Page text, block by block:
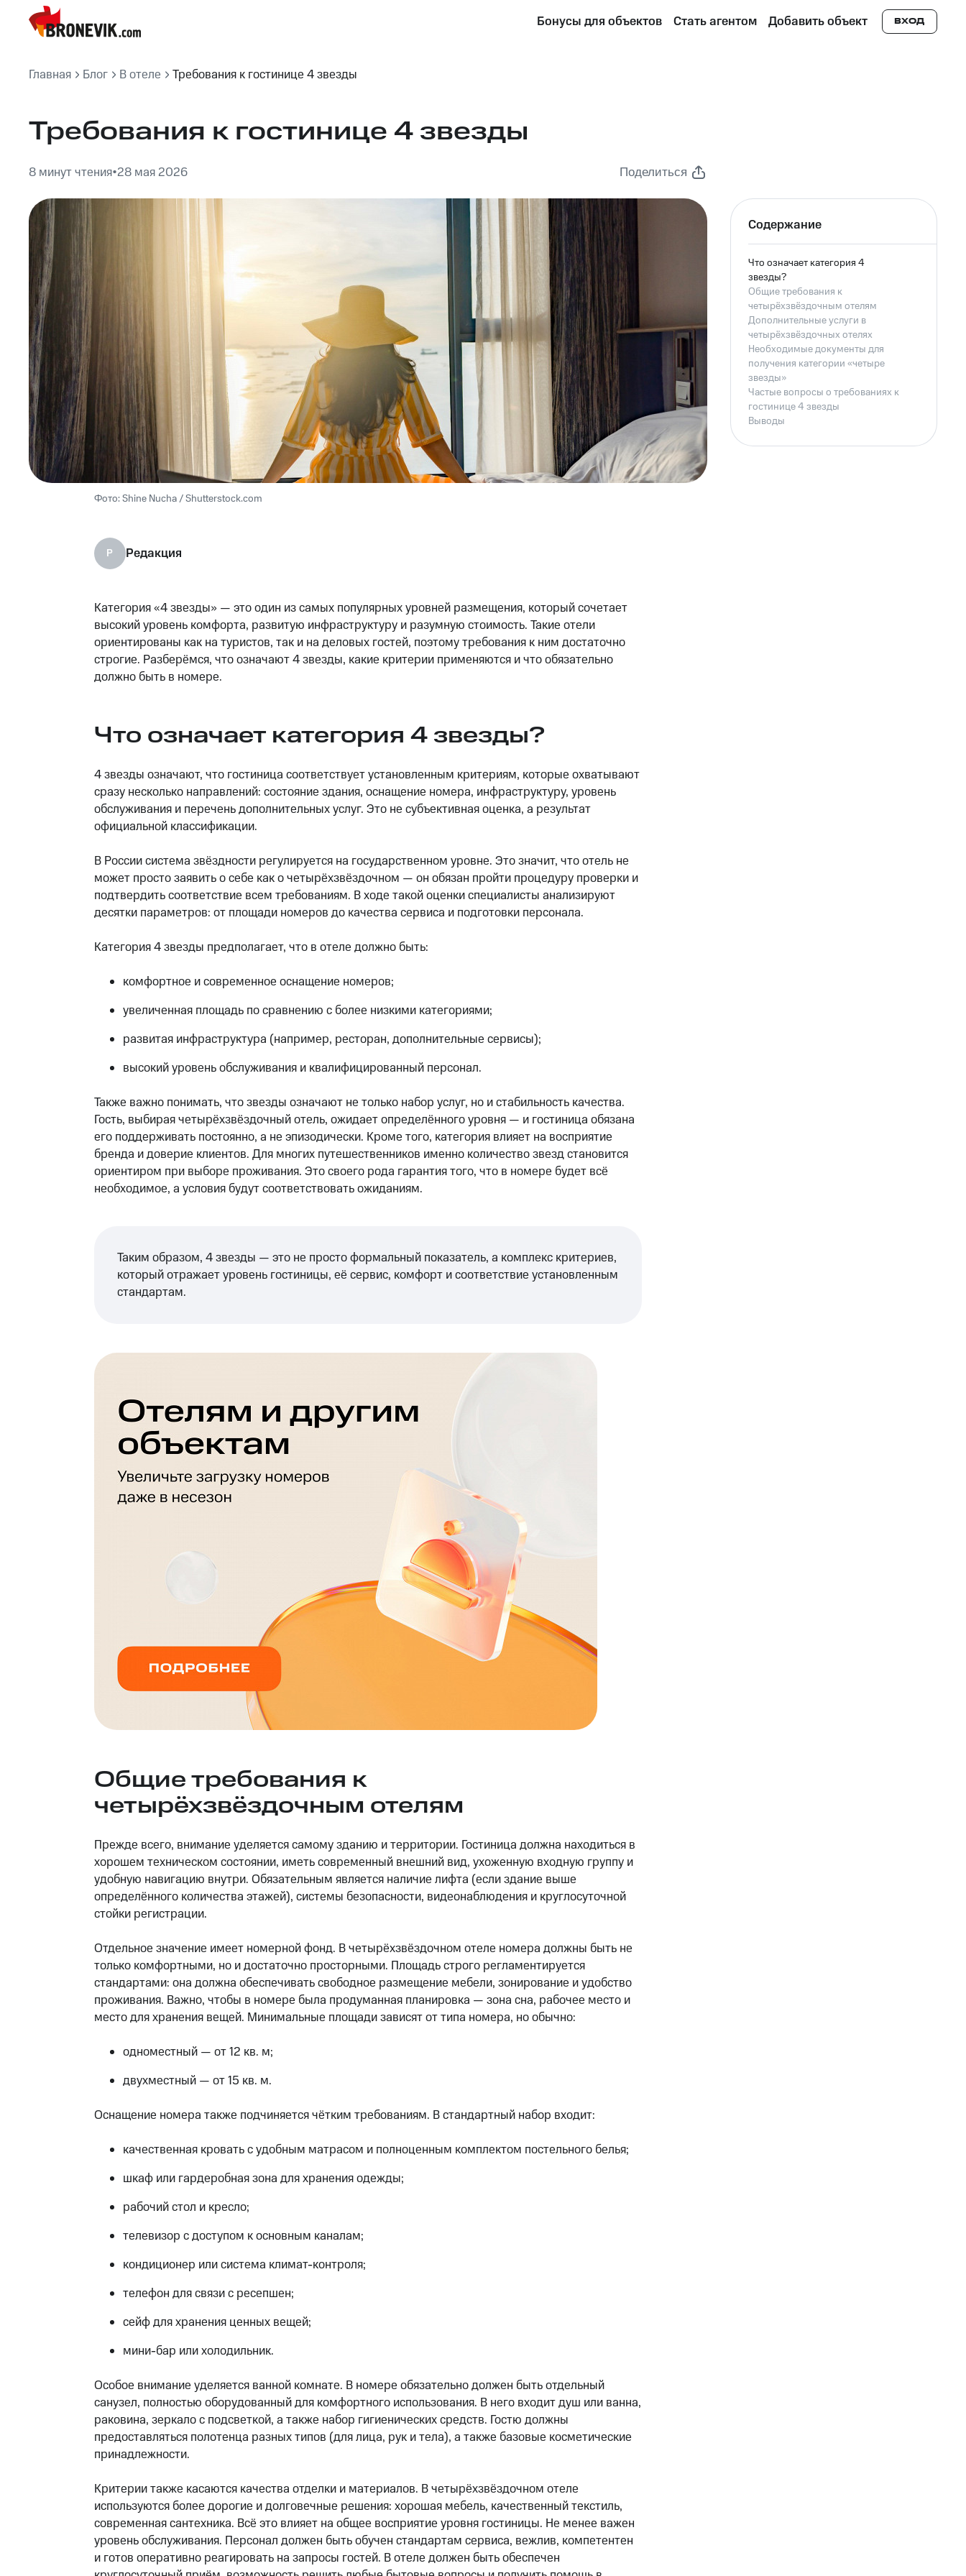
Бонусы для объектов Стать агентом Добавить объект ВХОД
Главная Блог В отеле Требования к гостинице 4 звезды
Требования к гостинице 4 звезды
8 минут чтения•28 мая 2026 Поделиться
Shine Nucha / Shutterstock.com
Р Редакция
Категория «4 звезды» — это один из самых популярных уровней размещения, который сочетает
высокий уровень комфорта, развитую инфраструктуру и разумную стоимость. Такие отели
ориентированы как на туристов, так и на деловых гостей, поэтому требования к ним достаточно
строгие. Разберёмся, что означают 4 звезды, какие критерии применяются и что обязательно
должно быть в номере.
Что означает категория 4 звезды?
4 звезды означают, что гостиница соответствует установленным критериям, которые охватывают
сразу несколько направлений: состояние здания, оснащение номера, инфраструктуру, уровень
обслуживания и перечень дополнительных услуг. Это не субъективная оценка, а результат
официальной классификации.
В России система звёздности регулируется на государственном уровне. Это значит, что отель не
может просто заявить о себе как о четырёхзвёздочном — он обязан пройти процедуру проверки и
подтвердить соответствие всем требованиям. В ходе такой оценки специалисты анализируют
десятки параметров: от площади номеров до качества сервиса и подготовки персонала.
Категория 4 звезды предполагает, что в отеле должно быть:
комфортное и современное оснащение номеров;
увеличенная площадь по сравнению с более низкими категориями;
развитая инфраструктура (например, ресторан, дополнительные сервисы);
высокий уровень обслуживания и квалифицированный персонал.
Также важно понимать, что звезды означают не только набор услуг, но и стабильность качества.
Гость, выбирая четырёхзвёздочный отель, ожидает определённого уровня — и гостиница обязана
его поддерживать постоянно, а не эпизодически. Кроме того, категория влияет на восприятие
бренда и доверие клиентов. Для многих путешественников именно количество звезд становится
ориентиром при выборе проживания. Это своего рода гарантия того, что в номере будет всё
необходимое, а условия будут соответствовать ожиданиям.
Таким образом, 4 звезды — это не просто формальный показатель, а комплекс критериев,
который отражает уровень гостиницы, её сервис, комфорт и соответствие установленным
стандартам.
Общие требования к
четырёхзвёздочным отелям
Прежде всего, внимание уделяется самому зданию и территории. Гостиница должна находиться в
хорошем техническом состоянии, иметь современный внешний вид, ухоженную входную группу и
удобную навигацию внутри. Обязательным является наличие лифта (если здание выше
определённого количества этажей), системы безопасности, видеонаблюдения и круглосуточной
стойки регистрации.
Отдельное значение имеет номерной фонд. В четырёхзвёздочном отеле номера должны быть не
только комфортными, но и достаточно просторными. Площадь строго регламентируется
стандартами: она должна обеспечивать свободное размещение мебели, зонирование и удобство
проживания. Важно, чтобы в номере была продуманная планировка — зона сна, рабочее место и
место для хранения вещей. Минимальные площади зависят от типа номера, но обычно:
одноместный — от 12 кв. м;
двухместный — от 15 кв. м.
Оснащение номера также подчиняется чётким требованиям. В стандартный набор входит:
качественная кровать с удобным матрасом и полноценным комплектом постельного белья;
шкаф или гардеробная зона для хранения одежды;
рабочий стол и кресло;
телевизор с доступом к основным каналам;
кондиционер или система климат-контроля;
телефон для связи с ресепшен;
сейф для хранения ценных вещей;
мини-бар или холодильник.
Особое внимание уделяется ванной комнате. В номере обязательно должен быть отдельный
санузел, полностью оборудованный для комфортного использования. В него входит душ или ванна,
раковина, зеркало с подсветкой, а также набор гигиенических средств. Гостю должны
предоставляться полотенца разных типов (для лица, рук и тела), а также базовые косметические
принадлежности.
Критерии также касаются качества отделки и материалов. В четырёхзвёздочном отеле
используются более дорогие и долговечные решения: хорошая мебель, качественный текстиль,
современная сантехника. Всё это влияет на общее восприятие уровня гостиницы. Не менее важен
уровень обслуживания. Персонал должен быть обучен стандартам сервиса, вежлив, компетентен
и готов оперативно реагировать на запросы гостей. В отеле должен быть обеспечен
Содержание
Что означает категория 4
звезды?
Общие требования к
четырёхзвёздочным отелям
Дополнительные услуги в
четырёхзвёздочных отелях
Необходимые документы для
получения категории «четыре
звезды»
Частые вопросы о требованиях к
гостинице 4 звезды
Выводы